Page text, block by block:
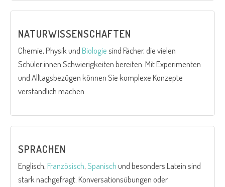
NATURWISSENSCHAFTEN
Chemie, Physik undBiologiesind Fächer, die vielen
Schüler:innen Schwierigkeiten bereiten. Mit Experimenten
und Alltagsbezügen können Sie komplexe Konzepte
verständlich machen.
SPRACHEN
Englisch,Französisch,Spanischund besonders Latein sind
stark nachgefragt. Konversationsübungen oder